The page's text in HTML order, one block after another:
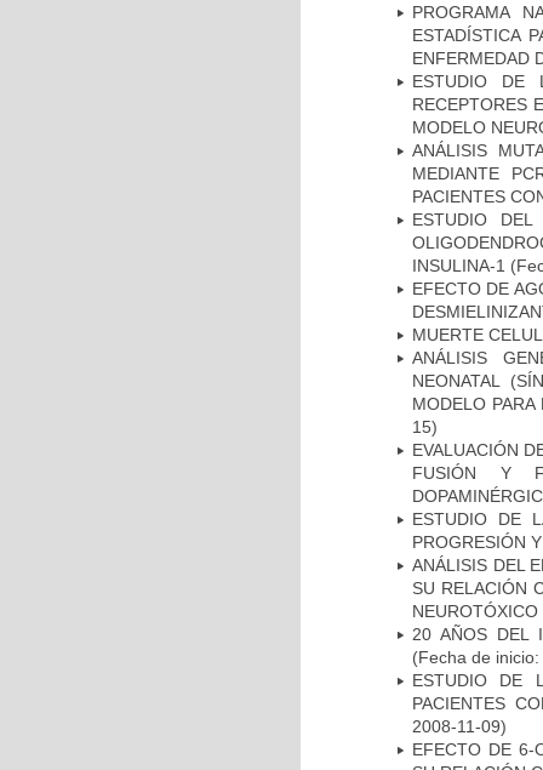
PROGRAMA
ESTADÍSTICA
ENFERMEDAD
ESTUDIO DE
RECEPTORES
MODELO
ANÁLISIS
MEDIANTE
PACIENTES
ESTUDIO
INSULINA-1
EFECTO DE
MUERTE
ANÁLISIS
NEONATAL
MODELO
15)
EVALUACIÓN
FUSIÓN Y
ESTUDIO DE
PROGRESIÓN
ANÁLISIS DEL
SU RELACIÓN
NEUROTÓXICO
20 AÑOS DEL
(Fecha de
ESTUDIO DE
PACIENTES
2008-11-09)
EFECTO DE 6-